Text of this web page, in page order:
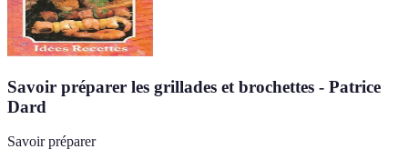
Savoir préparer les grillades et brochettes - Patrice
Dard
Savoir préparer